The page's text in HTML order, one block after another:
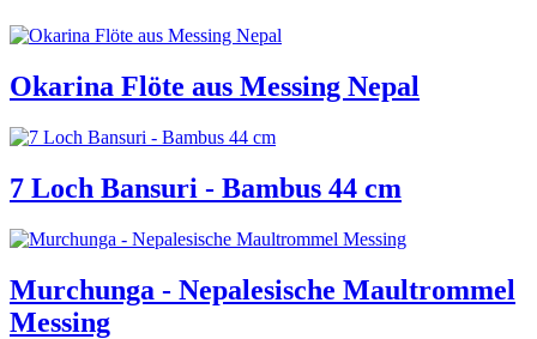
Okarina Flöte aus Messing Nepal
7 Loch Bansuri - Bambus 44 cm
Murchunga - Nepalesische Maultrommel
Messing